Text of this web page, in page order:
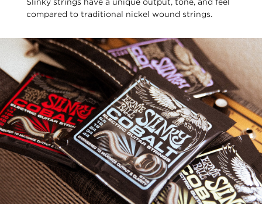
Slinky strings have a unique output, tone, and feel
compared to traditional nickel wound strings.